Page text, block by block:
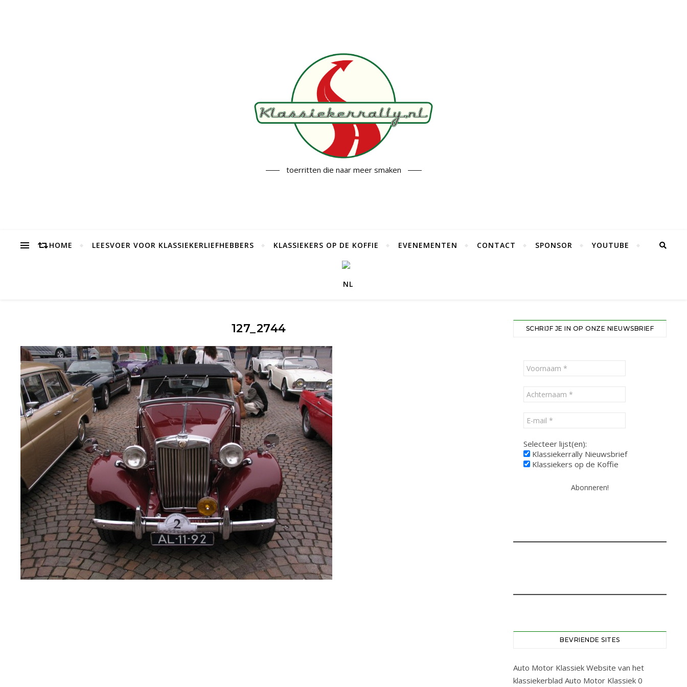
toerritten die naar meer smaken
HOME LEESVOER VOOR KLASSIEKERLIEFHEBBERS KLASSIEKERS OP DE KOFFIE EVENEMENTEN CONTACT SPONSOR YOUTUBE
127_2744 SCHRIJF JE IN OP ONZE NIEUWSBRIEF
Selecteer lijst(en):
Klassiekerrally Nieuwsbrief
Klassiekers op de Koffie
BEVRIENDE SITES
Auto Motor Klassiek Website van het
klassiekerblad Auto Motor Klassiek 0